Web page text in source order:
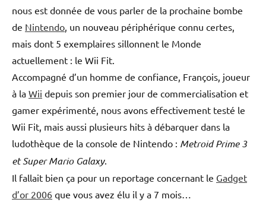
nous est donnée de vous parler de la prochaine bombe
de Nintendo , un nouveau périphérique connu certes,
mais dont 5 exemplaires sillonnent le Monde
actuellement : le Wii Fit.
Accompagné d’un homme de confiance, François, joueur
à la Wii depuis son premier jour de commercialisation et
gamer expérimenté, nous avons effectivement testé le
Wii Fit, mais aussi plusieurs hits à débarquer dans la
ludothèque de la console de Nintendo : Metroid Prime 3
et Super Mario Galaxy.
Il fallait bien ça pour un reportage concernant le Gadget
d’or 2006 que vous avez élu il y a 7 mois…